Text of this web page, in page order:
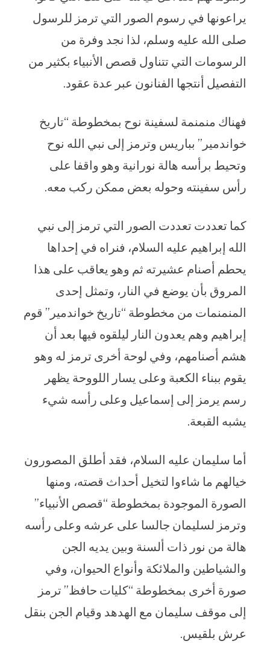
يراعونها في رسوم الصور التي ترمز للرسول
صلى الله عليه وسلم، لذا نجد وفرة من
الرسومات التي تتناول قصص الأنبياء بكثير من
التفصيل أنتجها الفنانون عبر عدة عقود.
فهناك منمنمة لسفينة نوح بمخطوطة “تاريخ
خواندمير” بباريس وترمز إلى نبي الله نوح
وتحيط برأسه هالة نورانية وهو واقفا على
رأس سفينته وحوله بعض ممكن ركب معه.
كما تعددت تعددت الصور التي ترمز إلى نبي
الله إبراهيم عليه السلام، فنراه في إحداها
يحطم أصنام عشيرته ثم وهو يعاقب على هذا
المروق بأن يوضع في النار، وتمثل إحدى
المنمنمات من مخطوطة “تاريخ خواندمير” قوم
إبراهيم وهم يعدون النار ليلقوه فيها بعد أن
هشم أصنامهم، وفي لوحة أخرى ترمز له وهو
يقوم ببناء الكعبة وعلى يسار اللووحة يظهر
رسم يرمز إلى إسماعيل وعلى رأسه شيء
يشبه القبعة.
أما سليمان عليه السلام، فقد أطلق المصورون
خيالهم ما شاءوا لتخيل أحداث قصته، ومنها
الصورة الموجودة بمخطوطة “قصص الأنبياء”
وترمز لسليمان جالسا على عرشه وعلى رأسه
هالة من نور ذات ألسنة وبين يديه الجن
والشياطين والملائكة وأنواع الحيوان، وفي
صورة أخرى بمخطوطة “كليات حافظ” ترمز
إلى موقف سليمان مع الهدهد وقيام الجن بنقل
عرش بلقيس.